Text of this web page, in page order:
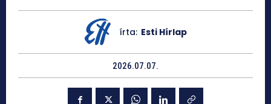
írta: Esti Hírlap
2026.07.07.